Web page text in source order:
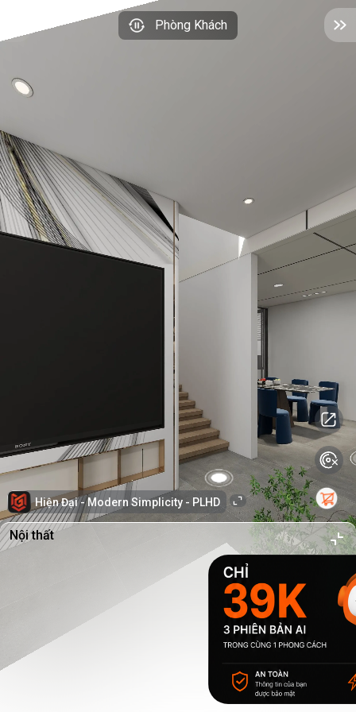
Phòng Khách
Hiện Đại - Modern Simplicity - PLHD
Nội thất